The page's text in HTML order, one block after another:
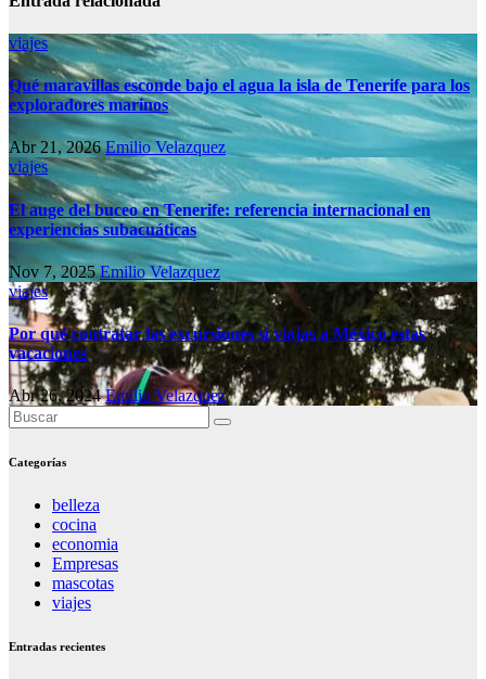
viajes
Qué maravillas esconde bajo el agua la isla de Tenerife para los
exploradores marinos
Abr 21, 2026Emilio Velazquez
viajes
El auge del buceo en Tenerife: referencia internacional en
experiencias subacuáticas
Nov 7, 2025Emilio Velazquez
viajes
Por qué contratar las excursiones si viajas a México estas
vacaciones
Abr 26, 2024Emilio Velazquez
Categorías
belleza
cocina
economia
Empresas
mascotas
viajes
Entradas recientes